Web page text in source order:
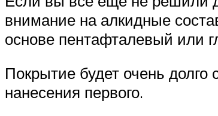
внимание на алкидные
основе пентафталевый или
Покрытие будет очень
нанесения первого.